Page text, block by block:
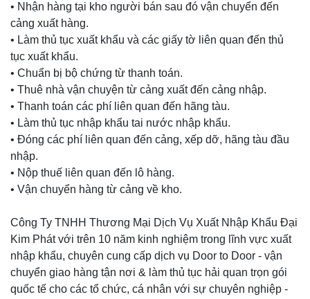
• Nhận hàng tại kho người bán sau đó vận chuyển đến
cảng xuất hàng.
• Làm thủ tục xuất khẩu và các giấy tờ liên quan đến thủ
tục xuất khẩu.
• Chuẩn bị bộ chứng từ thanh toán.
• Thuê nhà vận chuyện từ cảng xuất đến cảng nhập.
• Thanh toán các phí liên quan đến hãng tàu.
• Làm thủ tục nhập khẩu tai nước nhập khẩu.
• Đóng các phí liên quan đến cảng, xếp dỡ, hãng tàu đầu
nhập.
• Nộp thuế liên quan đến lô hàng.
• Vận chuyển hàng từ cảng về kho.
Công Ty TNHH Thương Mại Dịch Vụ Xuất Nhập Khẩu Đại
Kim Phát với trên 10 năm kinh nghiệm trong lĩnh vực xuất
nhập khẩu, chuyên cung cấp dịch vụ Door to Door - vận
chuyển giao hàng tận nơi & làm thủ tục hải quan trọn gói
quốc tế cho các tổ chức, cá nhân với sự chuyên nghiệp -